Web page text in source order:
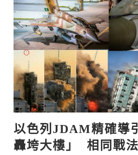
以色列JDAM精確導
轟垮大樓」  相同戰